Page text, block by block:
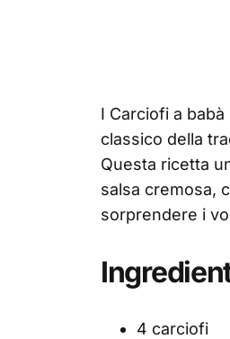
I Carciofi a
classico della
Questa ricetta
salsa cremosa,
sorprendere i
4 carciofi